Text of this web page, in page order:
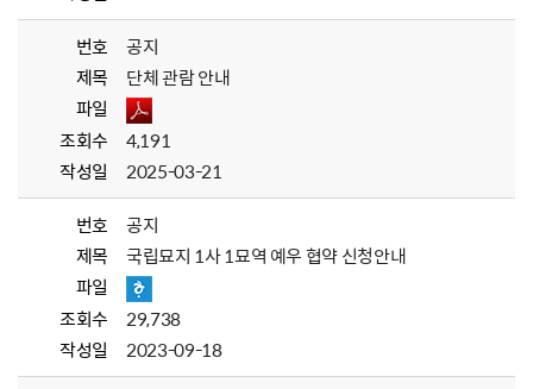
번호
공지
제목
단체 관람 안내
파일
조회수
4,191
작성일
2025-03-21
번호
공지
제목
국립묘지 1사 1묘역 예우 협약 신청안내
파일
조회수
29,738
작성일
2023-09-18